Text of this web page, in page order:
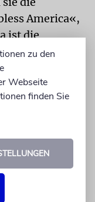
America«,
ist die
der Podien
von der
für
das Judentum
er sich mit
goldene
zu den
Webseite
finden Sie